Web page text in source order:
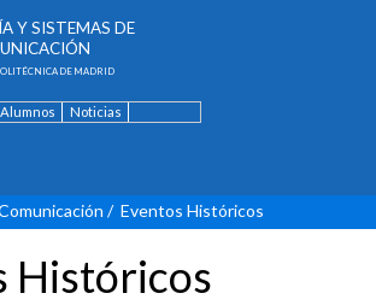
Y SISTEMAS DE
DE MADRID
Noticias
/ Eventos Históricos
Históricos